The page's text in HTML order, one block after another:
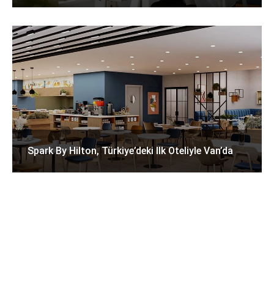
Spark By Hilton, Türkiye’deki Ilk Oteliyle Van’da